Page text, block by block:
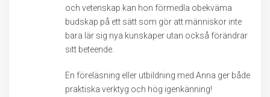
och vetenskap kan hon förmedla obekväma
budskap på ett sätt som gör att människor inte
bara lär sig nya kunskaper utan också förändrar
sitt beteende.
En föreläsning eller utbildning med Anna ger både
praktiska verktyg och hög igenkänning!